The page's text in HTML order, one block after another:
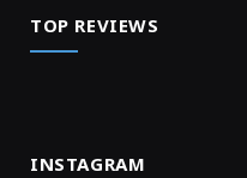
TOP REVIEWS
INSTAGRAM